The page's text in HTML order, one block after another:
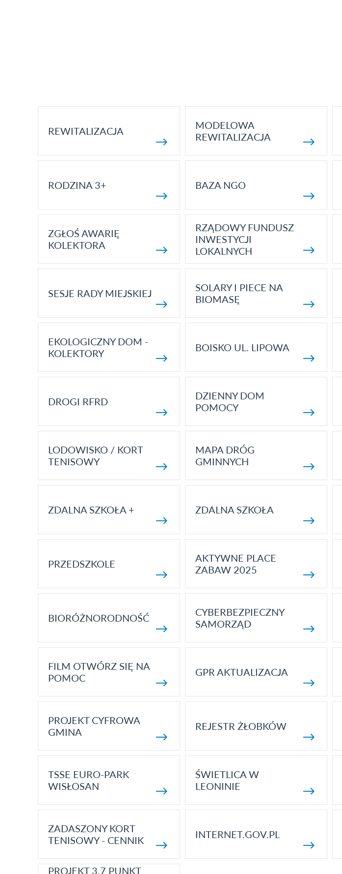
REWITALIZACJA
MODELOWA
REWITALIZACJA
RODZINA 3+ BAZA NGO
ZGŁOŚ AWARIĘ
KOLEKTORA
RZĄDOWY FUNDUSZ
INWESTYCJI
LOKALNYCH
SESJE RADY MIEJSKIEJ
SOLARY I PIECE NA
BIOMASĘ
EKOLOGICZNY DOM -
KOLEKTORY
BOISKO UL. LIPOWA
DROGI RFRD
DZIENNY DOM
POMOCY
LODOWISKO / KORT
TENISOWY
MAPA DRÓG
GMINNYCH
ZDALNA SZKOŁA + ZDALNA SZKOŁA
PRZEDSZKOLE
AKTYWNE PLACE
ZABAW 2025
BIORÓŻNORODNOŚĆ
CYBERBEZPIECZNY
SAMORZĄD
FILM OTWÓRZ SIĘ NA
POMOC
GPR AKTUALIZACJA
PROJEKT CYFROWA
GMINA
REJESTR ŻŁOBKÓW
TSSE EURO-PARK
WISŁOSAN
ŚWIETLICA W
LEONINIE
ZADASZONY KORT
TENISOWY - CENNIK
INTERNET.GOV.PL
PROJEKT 3.7 PUNKT